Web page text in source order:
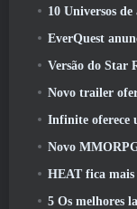
10 Universos
EverQuest anuncia data
Versão do Star
Novo trailer
Infinite oferece uma
Novo MMORPG
HEAT fica mais
5 Os melhores